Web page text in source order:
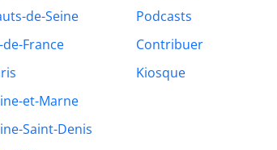
de-Seine
de-France
et-Marne
Saint-Denis
Podcasts
Contribuer
Kiosque